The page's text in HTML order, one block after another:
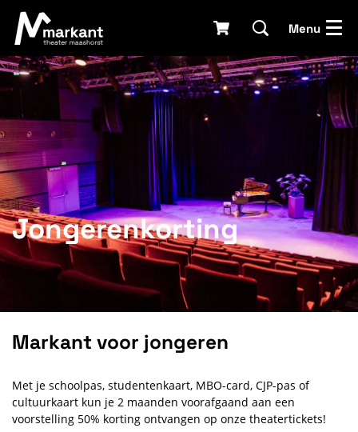
Menu
Jongerenkorting
Markant voor jongeren
Met je schoolpas, studentenkaart, MBO-card, CJP-pas of
cultuurkaart kun je 2 maanden voorafgaand aan een
voorstelling 50% korting ontvangen op onze theatertickets!